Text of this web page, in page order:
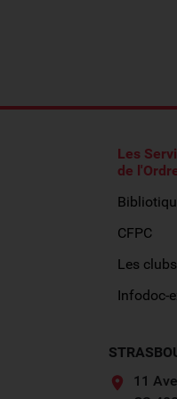
Les
de
CFPC
Les clubs
Infodoc-
11